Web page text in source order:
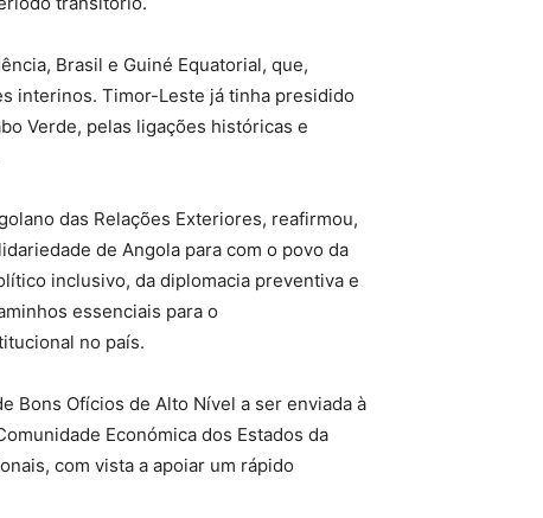
Brasil e Guiné Equatorial, que,
interinos. Timor-Leste já tinha presidido
Verde, pelas ligações históricas e
das Relações Exteriores, reafirmou,
de Angola para com o povo da
inclusivo, da diplomacia preventiva e
essenciais para o
no país.
Bons Ofícios de Alto Nível a ser enviada à
Económica dos Estados da
com vista a apoiar um rápido